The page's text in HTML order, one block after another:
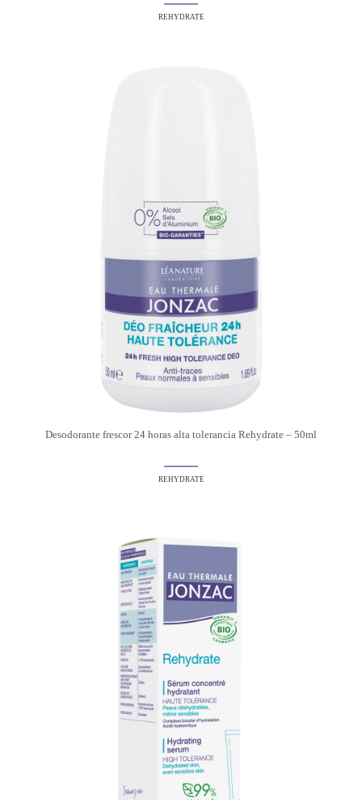
REHYDRATE
Desodorante frescor 24 horas alta tolerancia Rehydrate – 50ml
REHYDRATE